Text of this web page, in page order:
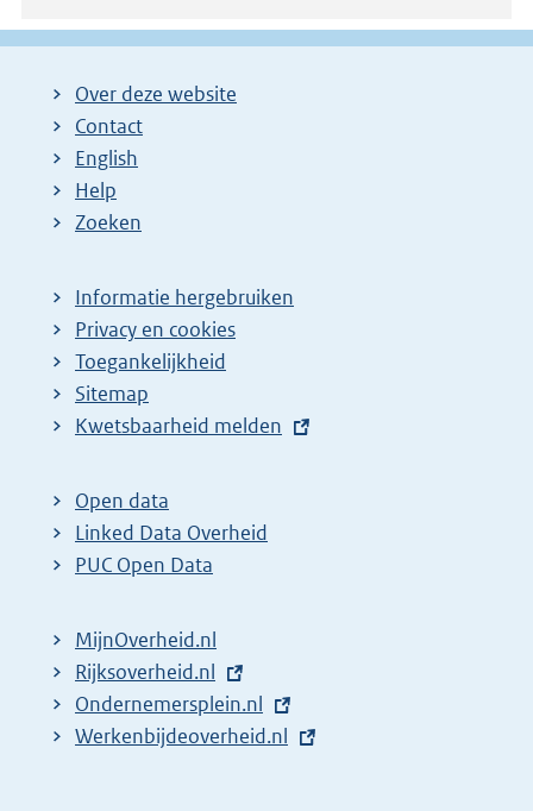
Over deze website
Contact
English
Help
Zoeken
Informatie hergebruiken
Privacy en cookies
Toegankelijkheid
Sitemap
E
t
e
r
l
i
n
k
Kwetsbaarheid melden
Open data
Linked Data Overheid
PUC Open Data
MijnOverheid.nl
E
x
t
Rijksoverheid.nl
E
x
Ondernemersplein.nl
E
Werkenbijdeoverheid.nl